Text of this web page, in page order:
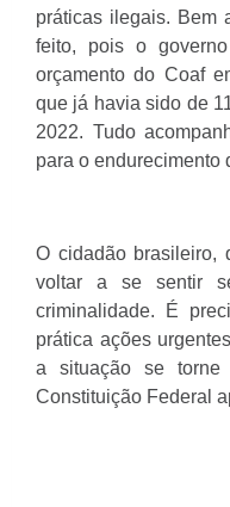
práticas ilegais. Bem
feito, pois o
orçamento do Coaf
que já havia sido de
2022. Tudo
para o endurecimento
O cidadão brasileiro,
voltar a se sentir
criminalidade. É
prática ações
a situação se torne
Constituição Federal